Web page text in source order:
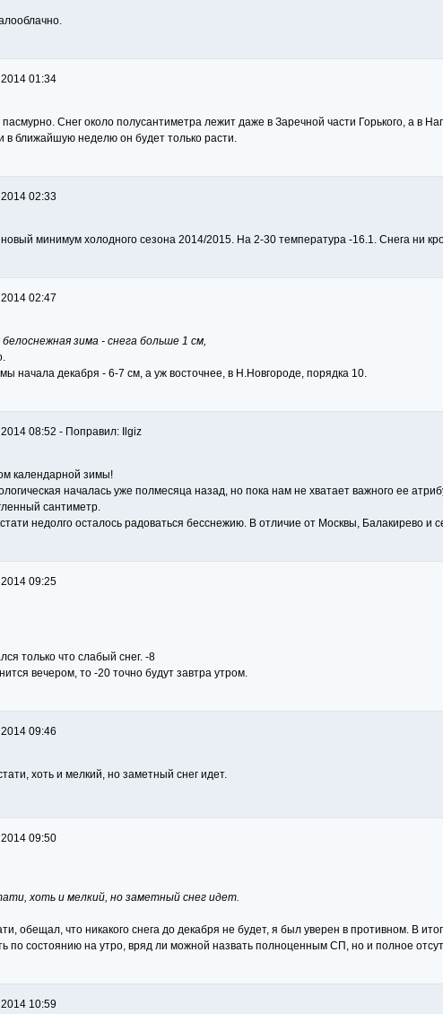
01:34
Снег около полусантиметра лежит даже в Заречной части Горького, а в
в ближайшую неделю он будет только расти.
02:33
новый минимум холодного сезона 2014/2015. На 2-30 температура -16.1. Снега ни
02:47
зима - снега больше 1 см,
начала декабря - 6-7 см, а уж восточнее, в Н.Новгороде, порядка 10.
08:52 - Поправил: Ilgiz
календарной зимы!
началась уже полмесяца назад, но пока нам не хватает важного ее
сантиметр.
недолго осталось радоваться бесснежию. В отличие от Москвы, Балакирево и
09:25
только что слабый снег. -8
вечером, то -20 точно будут завтра утром.
09:46
хоть и мелкий, но заметный снег идет.
09:50
хоть и мелкий, но заметный снег идет.
обещал, что никакого снега до декабря не будет, я был уверен в противном. В
по состоянию на утро, вряд ли можной назвать полноценным СП, но и полное
10:59